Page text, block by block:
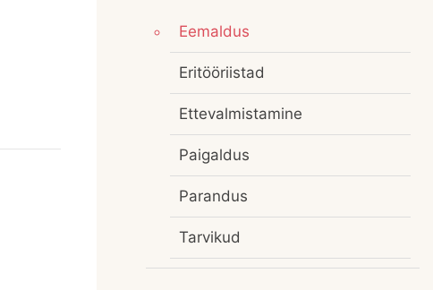
Eemaldus
Eritööriistad
Ettevalmistamine
Paigaldus
Parandus
Tarvikud